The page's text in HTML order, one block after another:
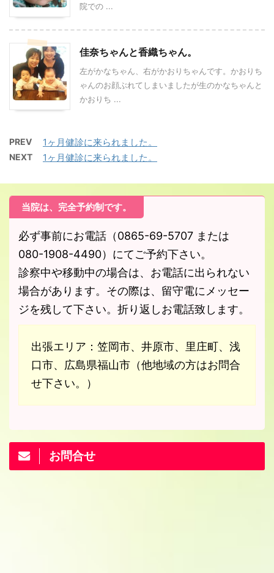
院での ...
佳奈ちゃんと香織ちゃん。
左がかなちゃん、右がかおりちゃんです。かおりち
ゃんのお顔ぶれてしまいましたが生のかなちゃんと
かおりち ...
PREV 1ヶ月健診に来られました。
NEXT 1ヶ月健診に来られました。
当院は、完全予約制です。
必ず事前にお電話（0865-69-5707 または
080-1908-4490）にてご予約下さい。
診察中や移動中の場合は、お電話に出られない
場合があります。その際は、留守電にメッセー
ジを残して下さい。折り返しお電話致します。
出張エリア：笠岡市、井原市、里庄町、浅
口市、広島県福山市（他地域の方はお問合
せ下さい。）
お問合せ